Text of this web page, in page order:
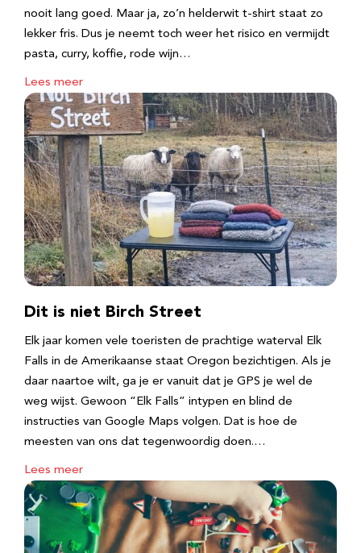
nooit lang goed. Maar ja, zo’n helderwit t-shirt staat zo
lekker fris. Dus je neemt toch weer het risico en vermijdt
pasta, curry, koffie, rode wijn…
Lees meer
Dit is niet Birch Street
Elk jaar komen vele toeristen de prachtige waterval Elk
Falls in de Amerikaanse staat Oregon bezichtigen. Als je
daar naartoe wilt, ga je er vanuit dat je GPS je wel de
weg wijst. Gewoon “Elk Falls” intypen en blind de
instructies van Google Maps volgen. Dat is hoe de
meesten van ons dat tegenwoordig doen.…
Lees meer